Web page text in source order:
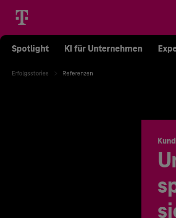
Spotlight KI für Unternehmen
Erfolgsstories Referenzen